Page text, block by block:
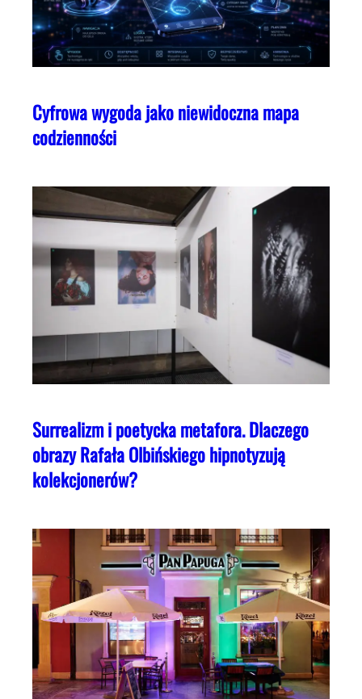
Cyfrowa wygoda jako niewidoczna mapa
codzienności
Surrealizm i poetycka metafora. Dlaczego
obrazy Rafała Olbińskiego hipnotyzują
kolekcjonerów?